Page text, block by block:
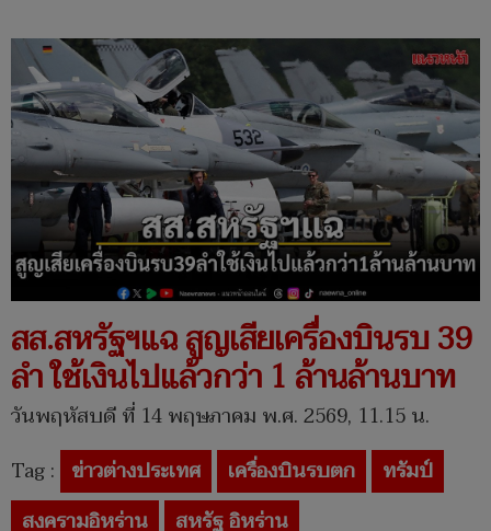
สส.สหรัฐฯแฉ สูญเสียเครื่องบินรบ 39
ลำ ใช้เงินไปแล้วกว่า 1 ล้านล้านบาท
วันพฤหัสบดี ที่ 14 พฤษภาคม พ.ศ. 2569, 11.15 น.
Tag : ข่าวต่างประเทศ เครื่องบินรบตก
ทรัมป์
สงครามอิหร่าน
สหรัฐ อิหร่าน